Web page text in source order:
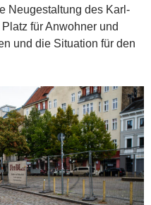
Neugestaltung des Karl-
für Anwohner und
und die Situation für den